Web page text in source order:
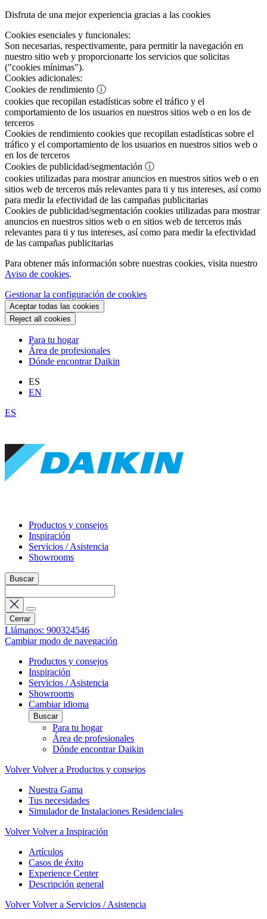
Disfruta de una mejor experiencia gracias a las cookies
Cookies esenciales y funcionales:
Son necesarias, respectivamente, para permitir la navegación en
nuestro sitio web y proporcionarte los servicios que solicitas
("cookies mínimas").
Cookies adicionales:
Cookies de rendimiento ⓘ
cookies que recopilan estadísticas sobre el tráfico y el
comportamiento de los usuarios en nuestros sitios web o en los de
terceros
Cookies de rendimiento cookies que recopilan estadísticas sobre el
tráfico y el comportamiento de los usuarios en nuestros sitios web o
en los de terceros
Cookies de publicidad/segmentación ⓘ
cookies utilizadas para mostrar anuncios en nuestros sitios web o en
sitios web de terceros más relevantes para ti y tus intereses, así como
para medir la efectividad de las campañas publicitarias
Cookies de publicidad/segmentación cookies utilizadas para mostrar
anuncios en nuestros sitios web o en sitios web de terceros más
relevantes para ti y tus intereses, así como para medir la efectividad
de las campañas publicitarias
Para obtener más información sobre nuestras cookies, visita nuestro
Aviso de cookies.
Gestionar la configuración de cookies
Aceptar todas las cookies
Reject all cookies
Para tu hogar
Área de profesionales
Dónde encontrar Daikin
ES
EN
ES
Productos y consejos
Inspiración
Servicios / Asistencia
Showrooms
Buscar
Cerrar
Llámanos: 900324546
Cambiar modo de navegación
Productos y consejos
Inspiración
Servicios / Asistencia
Showrooms
Cambiar idioma
Buscar
Para tu hogar
Área de profesionales
Dónde encontrar Daikin
Volver Volver a Productos y consejos
Nuestra Gama
Tus necesidades
Simulador de Instalaciones Residenciales
Volver Volver a Inspiración
Artículos
Casos de éxito
Experience Center
Descripción general
Volver Volver a Servicios / Asistencia